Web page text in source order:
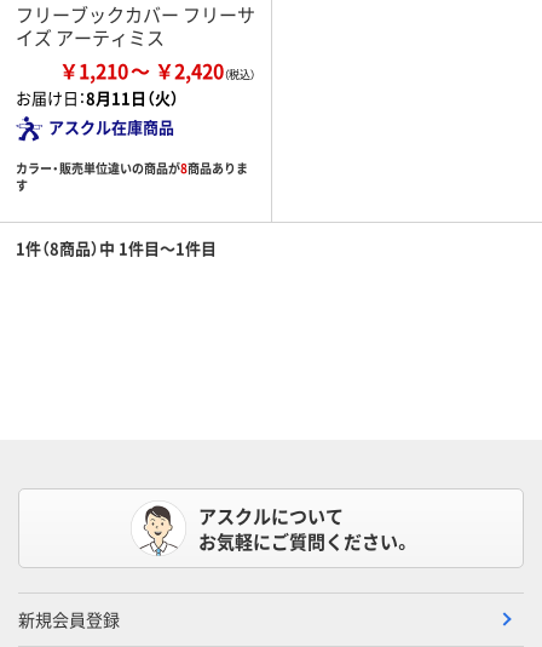
フリーブックカバー フリーサ
イズ アーティミス
￥1,210 ￥2,420
お届け日：8月11日（火）
アスクル在庫商品
カラー・販売単位違いの商品が8商品ありま
す
1件（8商品）中 1件目～1件目
アスクルについて
お気軽にご質問ください。
新規会員登録